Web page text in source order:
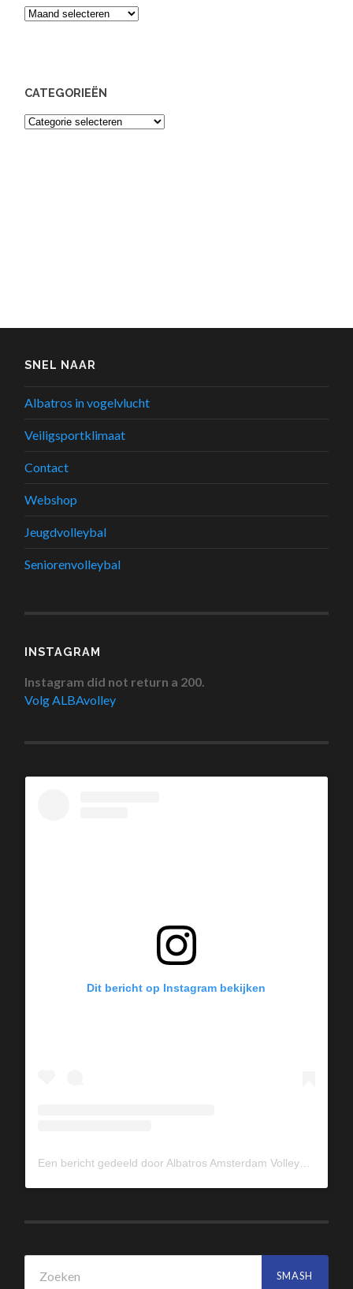
Archief
CATEGORIEËN
Categorieën
SNEL NAAR
Albatros in vogelvlucht
Veiligsportklimaat
Contact
Webshop
Jeugdvolleybal
Seniorenvolleybal
INSTAGRAM
Instagram did not return a 200.
Volg ALBAvolley
Dit bericht op Instagram bekijken
Een bericht gedeeld door Albatros Amsterdam Volleybal (@albavolley)